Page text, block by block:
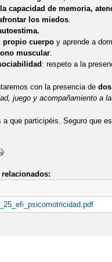
ESTIMULACIÓN DEL
SOBRE BECAS Y
23-24
EL CURSO 2024-25
capacidad de memoria,
los miedos.
propio cuerpoy aprende a
muscular.
: respeto a la
con la presencia dedos
juego y acompañamiento a
a que participéis. Seguro que
relacionados: